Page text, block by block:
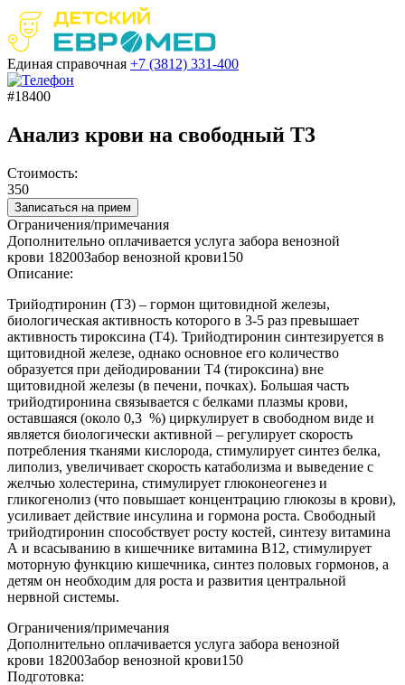
Единая справочная +7 (3812) 331-400
#18400
Анализ крови на свободный T3
Стоимость:
350
Записаться на прием
Ограничения/примечания
Дополнительно оплачивается услуга забора венозной
крови 18200Забор венозной крови150
Описание:
Трийодтиронин (Т3) – гормон щитовидной железы,
биологическая активность которого в 3-5 раз превышает
активность тироксина (Т4). Трийодтиронин синтезируется в
щитовидной железе, однако основное его количество
образуется при дейодировании Т4 (тироксина) вне
щитовидной железы (в печени, почках). Большая часть
трийодтиронина связывается с белками плазмы крови,
оставшаяся (около 0,3 %) циркулирует в свободном виде и
является биологически активной – регулирует скорость
потребления тканями кислорода, стимулирует синтез белка,
липолиз, увеличивает скорость катаболизма и выведение с
желчью холестерина, стимулирует глюконеогенез и
гликогенолиз (что повышает концентрацию глюкозы в крови),
усиливает действие инсулина и гормона роста. Свободный
трийодтиронин способствует росту костей, синтезу витамина
А и всасыванию в кишечнике витамина В12, стимулирует
моторную функцию кишечника, синтез половых гормонов, а
детям он необходим для роста и развития центральной
нервной системы.
Ограничения/примечания
Дополнительно оплачивается услуга забора венозной
крови 18200Забор венозной крови150
Подготовка: